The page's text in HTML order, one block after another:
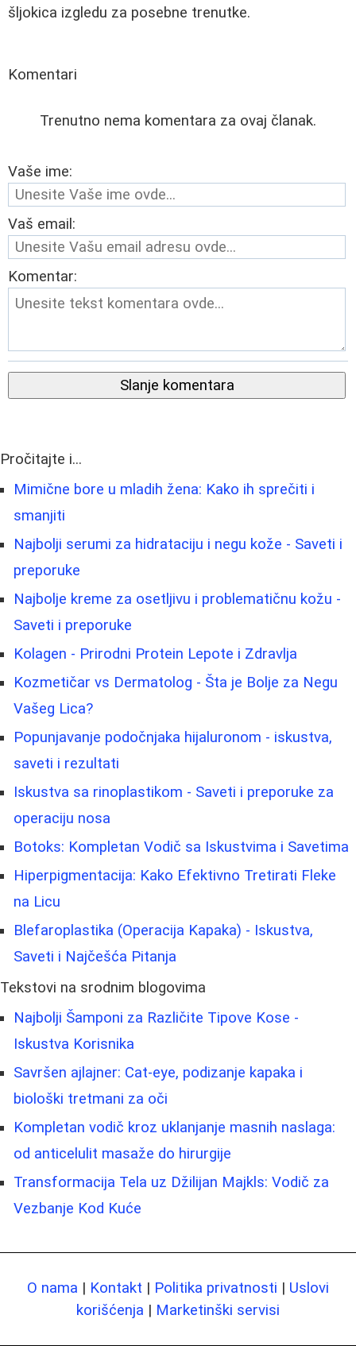
šljokica izgledu za posebne trenutke.
Komentari
Trenutno nema komentara za ovaj članak.
Vaše ime:
Vaš email:
Komentar:
Slanje komentara
Pročitajte i...
Mimične bore u mladih žena: Kako ih sprečiti i
smanjiti
Najbolji serumi za hidrataciju i negu kože - Saveti i
preporuke
Najbolje kreme za osetljivu i problematičnu kožu -
Saveti i preporuke
Kolagen - Prirodni Protein Lepote i Zdravlja
Kozmetičar vs Dermatolog - Šta je Bolje za Negu
Vašeg Lica?
Popunjavanje podočnjaka hijaluronom - iskustva,
saveti i rezultati
Iskustva sa rinoplastikom - Saveti i preporuke za
operaciju nosa
Botoks: Kompletan Vodič sa Iskustvima i Savetima
Hiperpigmentacija: Kako Efektivno Tretirati Fleke
na Licu
Blefaroplastika (Operacija Kapaka) - Iskustva,
Saveti i Najčešća Pitanja
Tekstovi na srodnim blogovima
Najbolji Šamponi za Različite Tipove Kose -
Iskustva Korisnika
Savršen ajlajner: Cat-eye, podizanje kapaka i
biološki tretmani za oči
Kompletan vodič kroz uklanjanje masnih naslaga:
od anticelulit masaže do hirurgije
Transformacija Tela uz Džilijan Majkls: Vodič za
Vezbanje Kod Kuće
O nama | Kontakt | Politika privatnosti | Uslovi
korišćenja | Marketinški servisi